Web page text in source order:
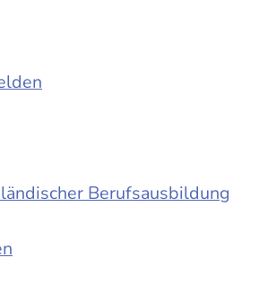
Berufsausbildung